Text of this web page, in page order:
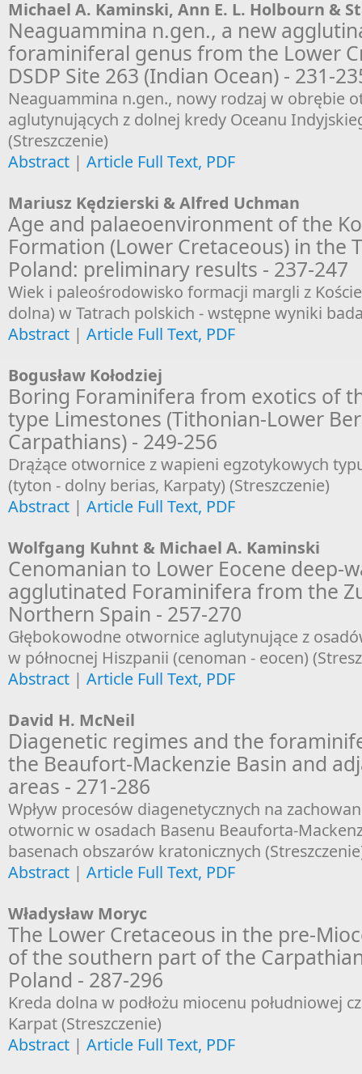
Michael A. Kaminski, Ann E. L. Holbourn &
Neaguammina n.gen., a new
foraminiferal genus from the Lower
DSDP Site 263 (Indian Ocean) - 231-
Neaguammina n.gen., nowy rodzaj w obrębie
aglutynujących z dolnej kredy Oceanu
(Streszczenie)
Abstract | Article Full Text, PDF
Mariusz Kędzierski & Alfred Uchman
Age and palaeoenvironment of the
Formation (Lower Cretaceous) in the
Poland: preliminary results - 237-247
Wiek i paleośrodowisko formacji margli z
dolna) w Tatrach polskich - wstępne wyniki
Abstract | Article Full Text, PDF
Bogusław Kołodziej
Boring Foraminifera from exotics of
type Limestones (Tithonian-Lower
Carpathians) - 249-256
Drążące otwornice z wapieni egzotykowych
(tyton - dolny berias, Karpaty) (Streszczenie)
Abstract | Article Full Text, PDF
Wolfgang Kuhnt & Michael A. Kaminski
Cenomanian to Lower Eocene deep-
agglutinated Foraminifera from the
Northern Spain - 257-270
Głębokowodne otwornice aglutynujące z
w północnej Hiszpanii (cenoman - eocen)
Abstract | Article Full Text, PDF
David H. McNeil
Diagenetic regimes and the
the Beaufort-Mackenzie Basin and
areas - 271-286
Wpływ procesów diagenetycznych na
otwornic w osadach Basenu Beauforta-
basenach obszarów kratonicznych
Abstract | Article Full Text, PDF
Władysław Moryc
The Lower Cretaceous in the pre-
of the southern part of the
Poland - 287-296
Kreda dolna w podłożu miocenu południowej
Karpat (Streszczenie)
Abstract | Article Full Text, PDF